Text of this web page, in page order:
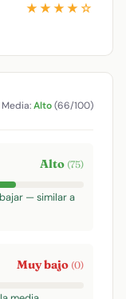
★★★★☆
Media:Alto(66/100)
Alto (75)
— similar a
Muy bajo (0)